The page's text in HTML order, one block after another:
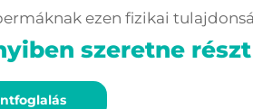
ezen fizikai
szeretne